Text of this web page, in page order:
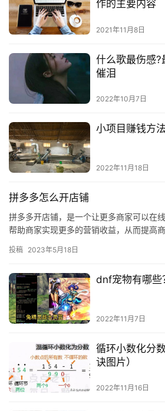
作的主要内容
2021年11月8日
什么歌最伤感
催泪
2022年10月7日
小项目赚钱方
2022年11月18日
拼多多怎么开店铺
拼多多开店铺，是一个让更多商家可以在
帮助商家实现更多的营销收益，从而提高
本文将…
投稿 2023年5月18日
dnf宠物有哪
2022年11月7日
循环小数化分
诀图片）
2022年11月16日